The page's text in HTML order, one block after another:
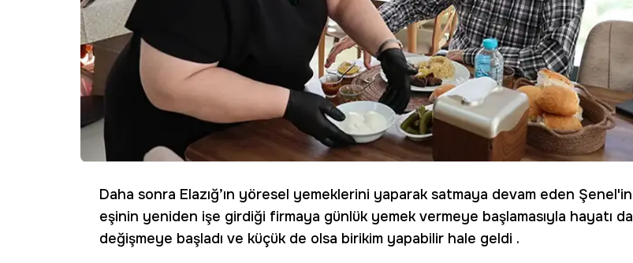
Daha sonra Elazığ’ın yöresel yemeklerini yaparak satmaya devam eden Şenel'in
eşinin yeniden işe girdiği firmaya günlük yemek vermeye başlamasıyla hayatı da
değişmeye başladı ve küçük de olsa birikim yapabilir hale geldi .